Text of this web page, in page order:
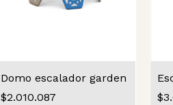
Domo escalador garden
$2.010.087